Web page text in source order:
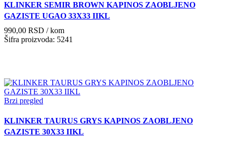
KLINKER SEMIR BROWN KAPINOS ZAOBLJENO
GAZISTE UGAO 33X33 IIKL
990,00 RSD / kom
Šifra proizvoda: 5241
Brzi pregled
KLINKER TAURUS GRYS KAPINOS ZAOBLJENO
GAZISTE 30X33 IIKL